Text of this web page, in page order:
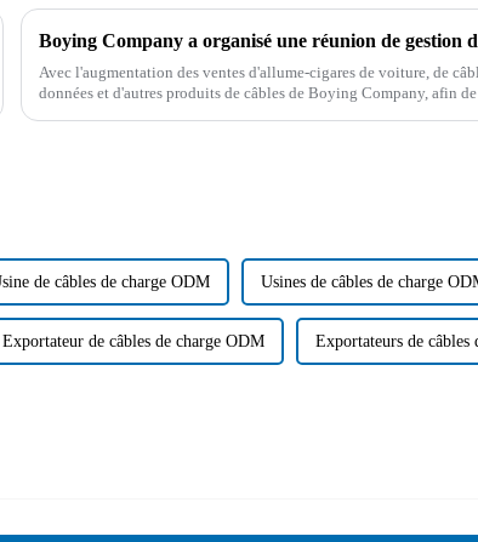
Avec l'augmentation des ventes d'allume-cigares de voiture, de
données et d'autres produits de câbles de Boying Company, afin
de câbles de charge ODM Usines de câbles de charge
Exportateur de câbles de charge ODM Exportateurs de câbles